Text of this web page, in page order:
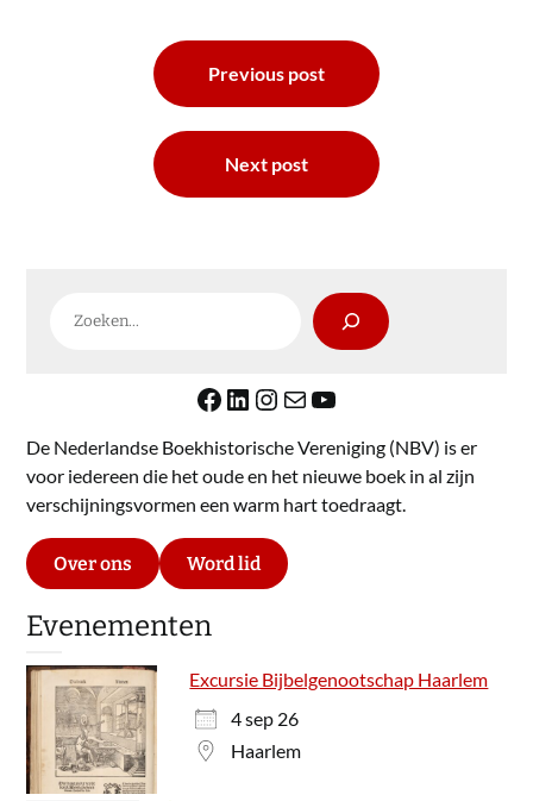
Previous post
Next post
Facebook
LinkedIn
Instagram
E-mailYouTube
De Nederlandse Boekhistorische Vereniging (NBV) is er
voor iedereen die het oude en het nieuwe boek in al zijn
verschijningsvormen een warm hart toedraagt.
Over ons Word lid
Evenementen
Excursie Bijbelgenootschap Haarlem
4 sep 26
Haarlem